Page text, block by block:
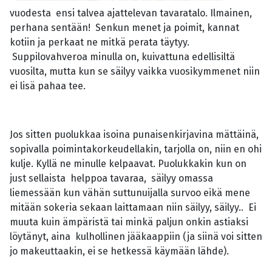
vuodesta ensi talvea ajattelevan tavaratalo. Ilmainen,
perhana sentään! Senkun menet ja poimit, kannat
kotiin ja perkaat ne mitkä perata täytyy.
Suppilovahveroa minulla on, kuivattuna edellisiltä
vuosilta, mutta kun se säilyy vaikka vuosikymmenet niin
ei lisä pahaa tee.
Jos sitten puolukkaa isoina punaisenkirjavina mättäinä,
sopivalla poimintakorkeudellakin, tarjolla on, niin en ohi
kulje. Kyllä ne minulle kelpaavat. Puolukkakin kun on
just sellaista helppoa tavaraa, säilyy omassa
liemessään kun vähän suttunuijalla survoo eikä mene
mitään sokeria sekaan laittamaan niin säilyy, säilyy.. Ei
muuta kuin ämpäristä tai minkä paljun onkin astiaksi
löytänyt, aina kulhollinen jääkaappiin (ja siinä voi sitten
jo makeuttaakin, ei se hetkessä käymään lähde).